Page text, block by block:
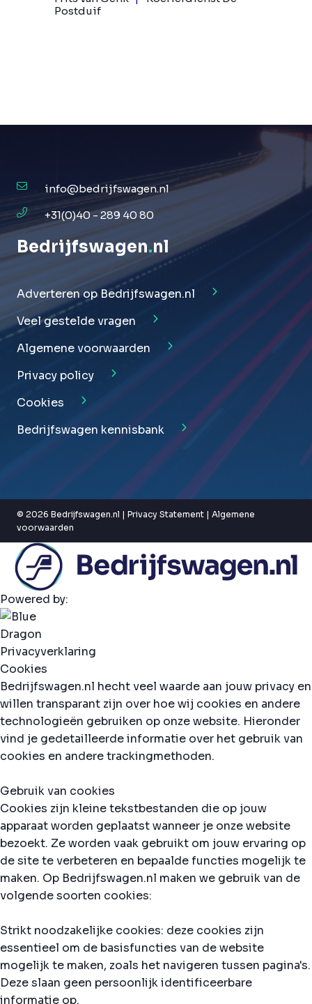
Postduif
info@bedrijfswagen.nl
+31(0)40 - 289 40 80
Bedrijfswagen.nl
Adverteren op Bedrijfswagen.nl
Veel gestelde vragen
Algemene voorwaarden
Privacy policy
Cookies
Bedrijfswagen kennisbank
© 2026 Bedrijfswagen.nl | Privacy Statement | Algemene
voorwaarden
Powered by:
Privacyverklaring
Cookies
Bedrijfswagen.nl hecht veel waarde aan jouw privacy en
willen transparant zijn over hoe wij cookies en andere
technologieën gebruiken op onze website. Hieronder
vind je gedetailleerde informatie over het gebruik van
cookies en andere trackingmethoden.
Gebruik van cookies
Cookies zijn kleine tekstbestanden die op jouw
apparaat worden geplaatst wanneer je onze website
bezoekt. Ze worden vaak gebruikt om jouw ervaring op
de site te verbeteren en bepaalde functies mogelijk te
maken. Op Bedrijfswagen.nl maken we gebruik van de
volgende soorten cookies:
Strikt noodzakelijke cookies: deze cookies zijn
essentieel om de basisfuncties van de website
mogelijk te maken, zoals het navigeren tussen pagina's.
Deze slaan geen persoonlijk identificeerbare
informatie op.